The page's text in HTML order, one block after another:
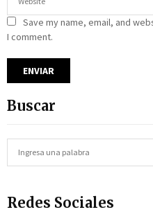
Save my name, email, and
I comment.
Buscar
c
Redes Sociales